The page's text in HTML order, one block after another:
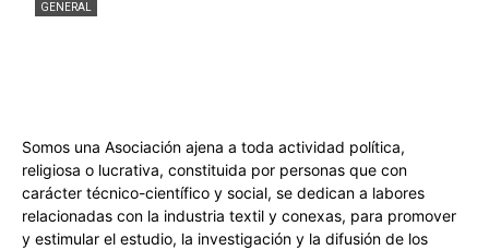
GENERAL
Somos una Asociación ajena a toda actividad política,
religiosa o lucrativa, constituida por personas que con
carácter técnico-científico y social, se dedican a labores
relacionadas con la industria textil y conexas, para promover
y estimular el estudio, la investigación y la difusión de los